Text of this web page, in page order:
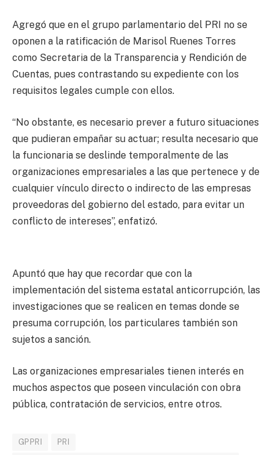
Agregó que en el grupo parlamentario del PRI no se
oponen a la ratificación de Marisol Ruenes Torres
como Secretaria de la Transparencia y Rendición de
Cuentas, pues contrastando su expediente con los
requisitos legales cumple con ellos.
“No obstante, es necesario prever a futuro situaciones
que pudieran empañar su actuar; resulta necesario que
la funcionaria se deslinde temporalmente de las
organizaciones empresariales a las que pertenece y de
cualquier vínculo directo o indirecto de las empresas
proveedoras del gobierno del estado, para evitar un
conflicto de intereses”, enfatizó.
Apuntó que hay que recordar que con la
implementación del sistema estatal anticorrupción, las
investigaciones que se realicen en temas donde se
presuma corrupción, los particulares también son
sujetos a sanción.
Las organizaciones empresariales tienen interés en
muchos aspectos que poseen vinculación con obra
pública, contratación de servicios, entre otros.
GPPRI PRI